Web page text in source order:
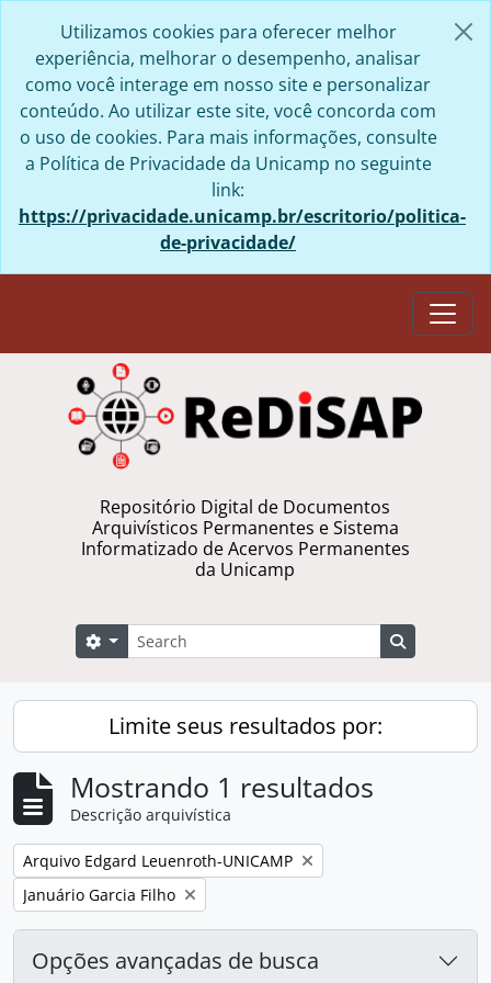
Utilizamos cookies para oferecer melhor
experiência, melhorar o desempenho, analisar
como você interage em nosso site e personalizar
conteúdo. Ao utilizar este site, você concorda com
o uso de cookies. Para mais informações, consulte
a Política de Privacidade da Unicamp no seguinte
link:
https://privacidade.unicamp.br/escritorio/politica-
de-privacidade/
Repositório Digital de Documentos
Arquivísticos Permanentes e Sistema
Informatizado de Acervos Permanentes
da Unicamp
Buscar
Opções de busca
Limite seus resultados por:
Mostrando 1 resultados
Descrição arquivística
Remover filtro:
Arquivo Edgard Leuenroth-UNICAMP
Remover filtro:
Januário Garcia Filho
Opções avançadas de busca